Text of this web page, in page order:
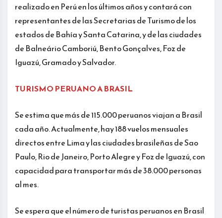
realizado en Perú en los últimos años y contará con
representantes de las Secretarias de Turismo de los
estados de Bahía y Santa Catarina, y de las ciudades
de Balneário Camboriú, Bento Gonçalves, Foz de
Iguazú, Gramado y Salvador.
TURISMO PERUANO A BRASIL
Se estima que más de 115.000 peruanos viajan a Brasil
cada año. Actualmente, hay 188 vuelos mensuales
directos entre Lima y las ciudades brasileñas de Sao
Paulo, Rio de Janeiro, Porto Alegre y Foz de Iguazú, con
capacidad para transportar más de 38.000 personas
al mes.
Se espera que el número de turistas peruanos en Brasil